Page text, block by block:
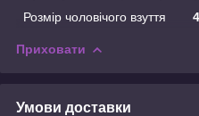
Розмір чоловічого взуття
Приховати
Умови доставки